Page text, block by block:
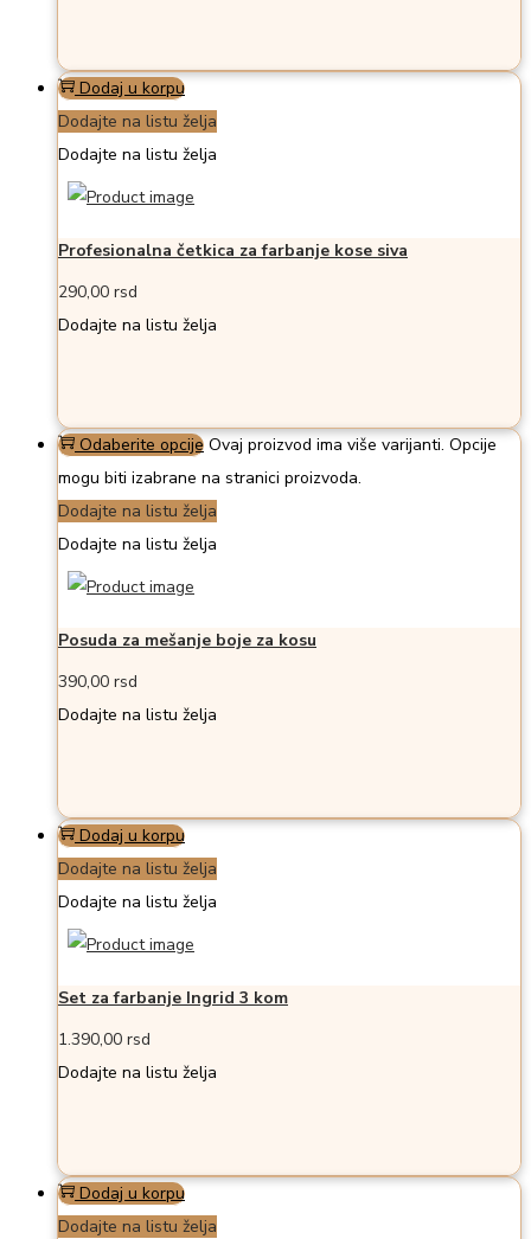
Dodaj u korpu
Dodajte na listu želja
Dodajte na listu želja
Profesionalna četkica za farbanje kose siva
290,00 rsd
Dodajte na listu želja
Odaberite opcije Ovaj proizvod ima više varijanti. Opcije
mogu biti izabrane na stranici proizvoda.
Dodajte na listu želja
Dodajte na listu želja
Posuda za mešanje boje za kosu
390,00 rsd
Dodajte na listu želja
Dodaj u korpu
Dodajte na listu želja
Dodajte na listu želja
Set za farbanje Ingrid 3 kom
1.390,00 rsd
Dodajte na listu želja
Dodaj u korpu
Dodajte na listu želja